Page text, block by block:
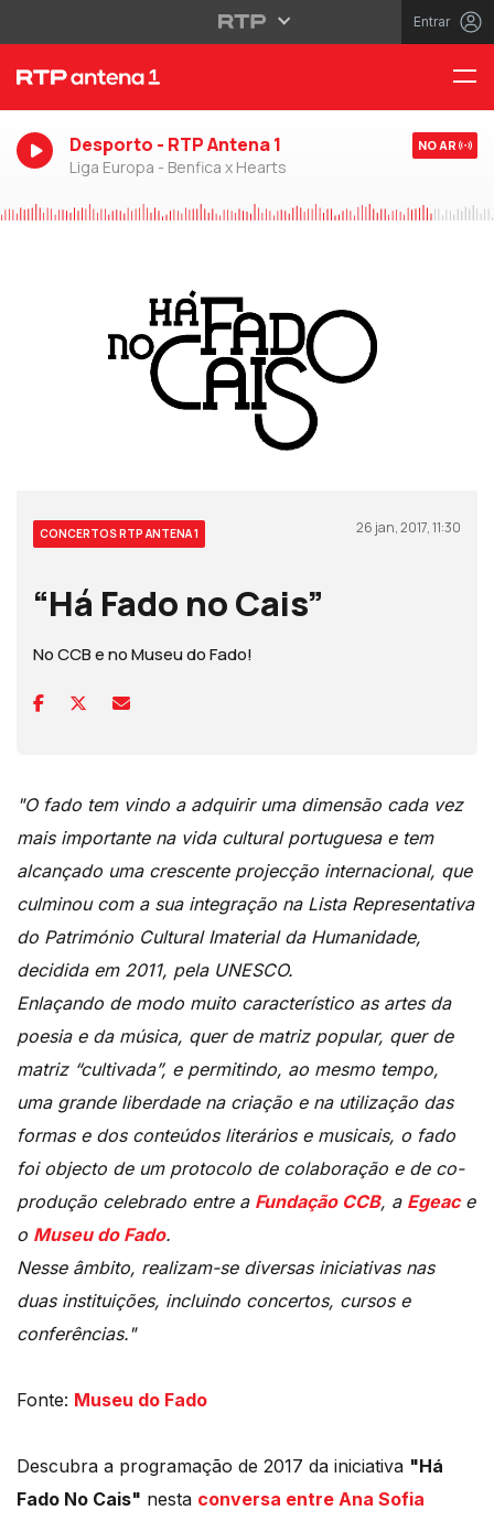
Entrar
Desporto - RTP Antena 1
Liga Europa - Benfica x Hearts
NO AR
CONCERTOS RTP ANTENA 1 26 jan, 2017, 11:30
“Há Fado no Cais”
No CCB e no Museu do Fado!
"O fado tem vindo a adquirir uma dimensão cada vez
mais importante na vida cultural portuguesa e tem
alcançado uma crescente projecção internacional, que
culminou com a sua integração na Lista Representativa
do Património Cultural Imaterial da Humanidade,
decidida em 2011, pela UNESCO.
Enlaçando de modo muito característico as artes da
poesia e da música, quer de matriz popular, quer de
matriz “cultivada”, e permitindo, ao mesmo tempo,
uma grande liberdade na criação e na utilização das
formas e dos conteúdos literários e musicais, o fado
foi objecto de um protocolo de colaboração e de co-
produção celebrado entre a Fundação CCB, a Egeace
o Museu do Fado.
Nesse âmbito, realizam-se diversas iniciativas nas
duas instituições, incluindo concertos, cursos e
conferências."
Fonte: Museu do Fado
Descubra a programação de 2017 da iniciativa "Há
Fado No Cais" nesta conversa entre Ana Sofia